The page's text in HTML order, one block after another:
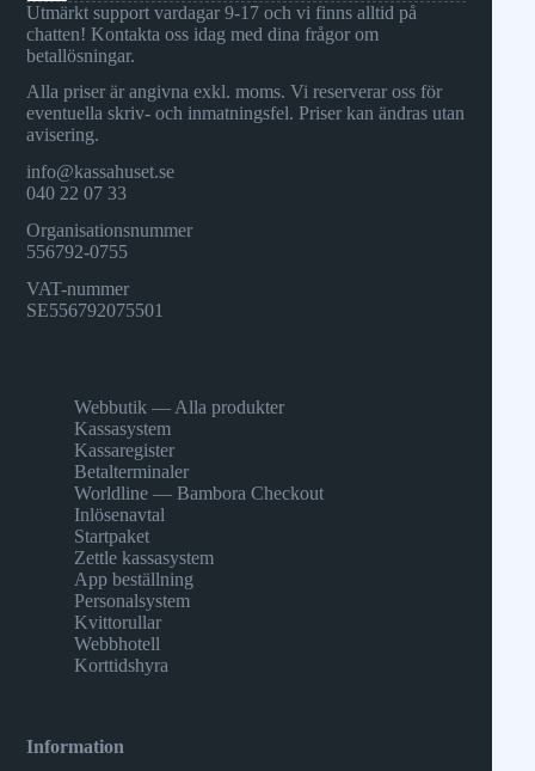
Utmärkt support vardagar 9-17 och vi finns alltid på
chatten! Kontakta oss idag med dina frågor om
betallösningar.
Alla priser är angivna exkl. moms. Vi reserverar oss för
eventuella skriv- och inmatningsfel. Priser kan ändras utan
avisering.
info@kassahuset.se
040 22 07 33
Organisationsnummer
556792-0755
VAT-nummer
SE556792075501
Webbutik — Alla produkter
Kassasystem
Kassaregister
Betalterminaler
Worldline — Bambora Checkout
Inlösenavtal
Startpaket
Zettle kassasystem
App beställning
Personalsystem
Kvittorullar
Webbhotell
Korttidshyra
Information